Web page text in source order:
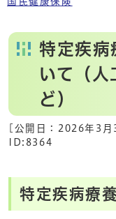
特定疾病
いて（人
ど）
[公開日： 2026年3月
ID:8364
特定疾病療